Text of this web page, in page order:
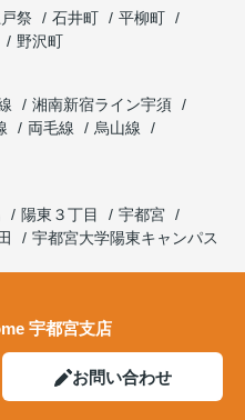
戸祭 石井町
平柳町
野沢町
湘南新宿ライン宇須
両毛線
烏山線
陽東３丁目
宇都宮
宇都宮大学陽東キャンパス
宇都宮支店
お問い合わせ